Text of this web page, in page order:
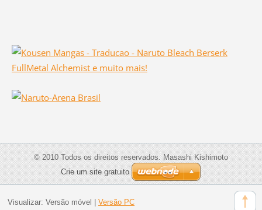
© 2010 Todos os direitos reservados. Masashi Kishimoto
Crie um site gratuito
Visualizar: Versão móvel Versão PC